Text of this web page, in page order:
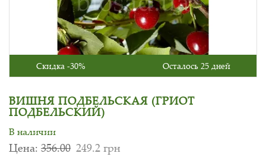
Скидка -30% Осталось 25 дней
ВИШНЯ ПОДБЕЛЬСКАЯ (ГРИОТ
ПОДБЕЛЬСКИЙ)
В наличии
Цена: 356.00 249.2 грн